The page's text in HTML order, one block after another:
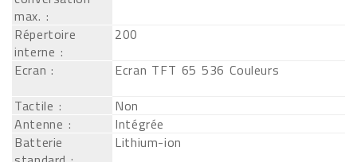
max. :
Répertoire
interne :
200
Ecran :
Ecran TFT 65 536 Couleurs
Tactile :
Non
Antenne :
Intégrée
Batterie
Lithium-ion